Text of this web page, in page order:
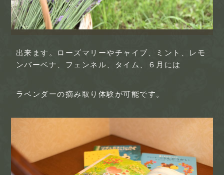
出来ます。ローズマリーやチャイブ、ミント、レモ
ンバーベナ、フェンネル、タイム、６月には
ラベンダーの摘み取り体験が可能です。